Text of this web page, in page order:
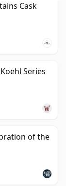
Cask
Series
of the